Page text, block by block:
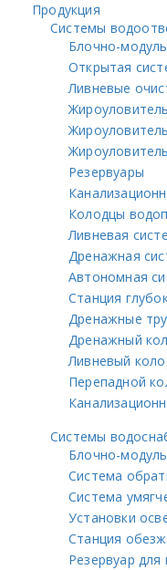
Продукция
Системы
Блочно-
Открытая
Ливневые
Жироуловитель
Резервуары
Колодцы
Ливневая
Дренажная
Автономная
Станция
Дренажные
Дренажный
Ливневый
Перепадной
Системы
Блочно-
Система
Система
Установки
Станция
Резервуар для